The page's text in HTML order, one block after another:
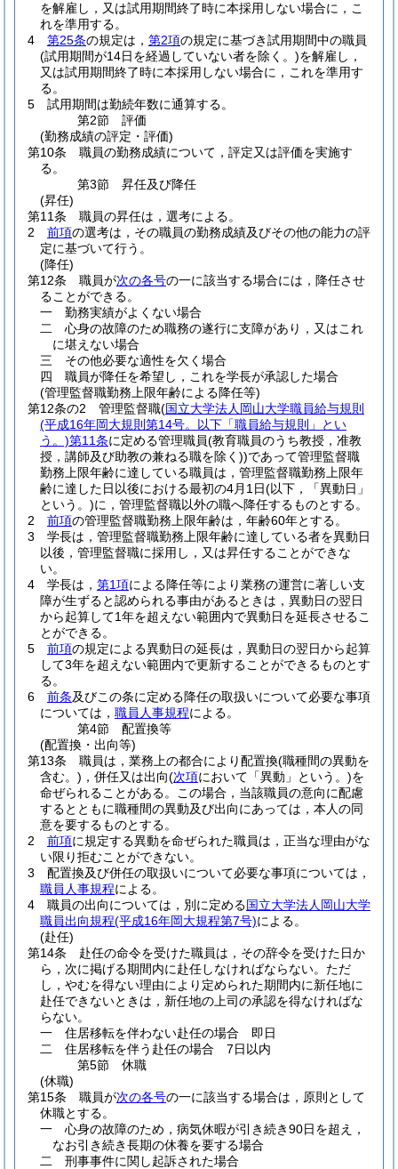
を解雇し，又は試用期間終了時に本採用しない場合に，こ
れを準用する。
4
第25条の規定は， 第2項の規定に基づき試用期間中の職員
(試用期間が14日を経過していない者を除く。)を解雇し，
又は試用期間終了時に本採用しない場合に，これを準用す
る。
5
試用期間は勤続年数に通算する。
第2節
評価
(勤務成績の評定・評価)
第10条
職員の勤務成績について，評定又は評価を実施す
る。
第3節
昇任及び降任
(昇任)
第11条
職員の昇任は，選考による。
2
前項の選考は，その職員の勤務成績及びその他の能力の評
定に基づいて行う。
(降任)
第12条
職員が次の各号の一に該当する場合には，降任させ
ることができる。
一
勤務実績がよくない場合
二
心身の故障のため職務の遂行に支障があり，又はこれ
に堪えない場合
三
その他必要な適性を欠く場合
四
職員が降任を希望し，これを学長が承認した場合
(管理監督職勤務上限年齢による降任等)
第12条の2
管理監督職(国立大学法人岡山大学職員給与規則
(平成16年岡大規則第14号。以下「職員給与規則」とい
う。)第11条に定める管理職員(教育職員のうち教授，准教
授，講師及び助教の兼ねる職を除く))であって管理監督職
勤務上限年齢に達している職員は，管理監督職勤務上限年
齢に達した日以後における最初の4月1日(以下，「異動日」
という。)に，管理監督職以外の職へ降任するものとする。
2
前項の管理監督職勤務上限年齢は，年齢60年とする。
3
学長は，管理監督職勤務上限年齢に達している者を異動日
以後，管理監督職に採用し，又は昇任することができな
い。
4
学長は， 第1項による降任等により業務の運営に著しい支
障が生ずると認められる事由があるときは，異動日の翌日
から起算して1年を超えない範囲内で異動日を延長させるこ
とができる。
5
前項の規定による異動日の延長は，異動日の翌日から起算
して3年を超えない範囲内で更新することができるものとす
る。
6
前条及びこの条に定める降任の取扱いについて必要な事項
については， 職員人事規程による。
第4節
配置換等
(配置換・出向等)
第13条
職員は，業務上の都合により配置換(職種間の異動を
含む。) ，併任又は出向(次項において「異動」という。)を
命ぜられることがある。
この場合，当該職員の意向に配慮
するとともに職種間の異動及び出向にあっては，本人の同
意を要するものとする。
2
前項に規定する異動を命ぜられた職員は，正当な理由がな
い限り拒むことができない。
3
配置換及び併任の取扱いについて必要な事項については，
職員人事規程による。
4
職員の出向については，別に定める国立大学法人岡山大学
職員出向規程(平成16年岡大規程第7号)による。
(赴任)
第14条
赴任の命令を受けた職員は，その辞令を受けた日か
ら，次に掲げる期間内に赴任しなければならない。 ただ
し，やむを得ない理由により定められた期間内に新任地に
赴任できないときは，新任地の上司の承認を得なければな
らない。
一
住居移転を伴わない赴任の場合 即日
二
住居移転を伴う赴任の場合 7日以内
第5節
休職
(休職)
第15条
職員が次の各号の一に該当する場合は，原則として
休職とする。
一
心身の故障のため，病気休暇が引き続き90日を超え，
なお引き続き長期の休養を要する場合
二
刑事事件に関し起訴された場合